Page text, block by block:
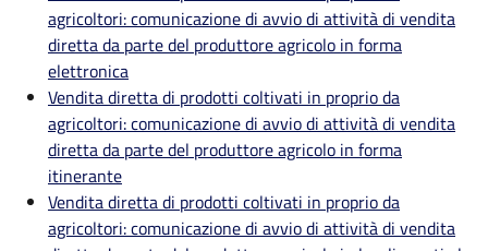
agricoltori: comunicazione di avvio di attività di vendita
diretta da parte del produttore agricolo in forma
elettronica
Vendita diretta di prodotti coltivati in proprio da
agricoltori: comunicazione di avvio di attività di vendita
diretta da parte del produttore agricolo in forma
itinerante
Vendita diretta di prodotti coltivati in proprio da
agricoltori: comunicazione di avvio di attività di vendita